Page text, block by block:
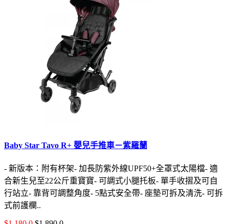
Baby Star Tavo R+ 嬰兒手推車－紫羅蘭
- 新版本：附有杯架- 加長防紫外線UPF50+全罩式太陽檔- 適
合新生兒至22公斤重寶寶- 可調式小腿托板- 單手收摺及可自
行站立- 靠背可調整角度- 5點式安全帶- 座墊可拆及清洗- 可拆
式前護欄..